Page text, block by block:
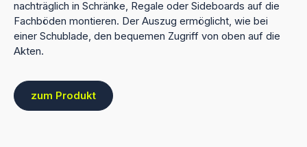
nachträglich in Schränke, Regale oder Sideboards auf die
Fachböden montieren. Der Auszug ermöglicht, wie bei
einer Schublade, den bequemen Zugriff von oben auf die
Akten.
zum Produkt